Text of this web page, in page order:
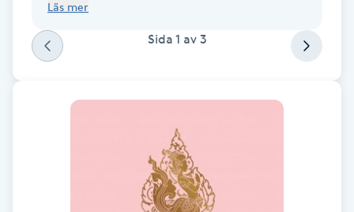
Föning
Läs mer
Sida 1 av 3